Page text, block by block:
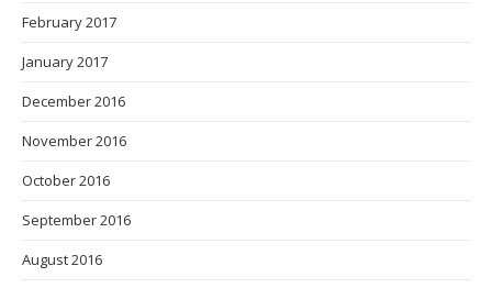
February 2017
January 2017
December 2016
November 2016
October 2016
September 2016
August 2016